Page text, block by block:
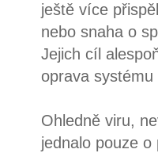
ještě více
nebo snaha o
Jejich cíl
oprava
Ohledně viru,
jednalo pouze